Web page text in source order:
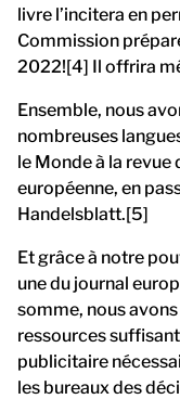
livre l’incitera en
Commission
2022![4] Il offrira
Ensemble, nous
nombreuses
le Monde à la revue
européenne, en
Handelsblatt.[5]
Et grâce à notre
une du journal
somme, nous
ressources
publicitaire
les bureaux des